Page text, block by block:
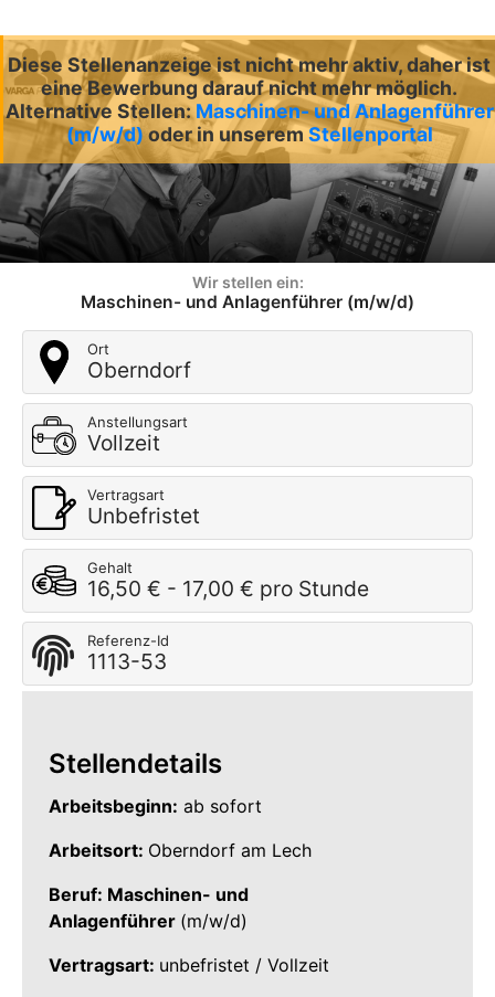
Diese Stellenanzeige ist nicht mehr aktiv, daher ist
eine Bewerbung darauf nicht mehr möglich.
Alternative Stellen:Maschinen- und Anlagenführer
(m/w/d) oder in unseremStellenportal
Wir stellen ein:
Maschinen- und Anlagenführer (m/w/d)
Ort
Oberndorf
Anstellungsart
Vollzeit
Vertragsart
Unbefristet
Gehalt
16,50 € - 17,00 € pro Stunde
Referenz-Id
1113-53
Stellendetails
Arbeitsbeginn: ab sofort
Arbeitsort: Oberndorf am Lech
Beruf: Maschinen- und
Anlagenführer (m/w/d)
Vertragsart: unbefristet / Vollzeit